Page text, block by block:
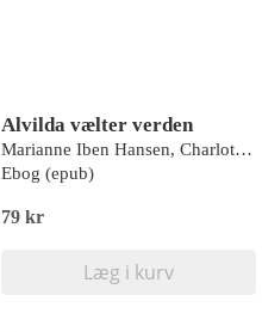
Alvilda vælter verden
Marianne Iben Hansen, Charlotte Pardi
Ebog (epub)
79 kr
Læg i kurv